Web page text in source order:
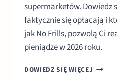
supermarketów. Dowiedz
faktycznie się opłacają i
jak No Frills, pozwolą Ci
pieniądze w 2026 roku.
DOWIEDZ SIĘ WIĘCEJ